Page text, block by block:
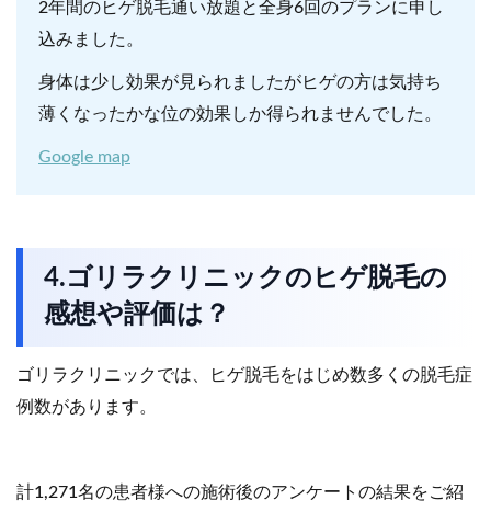
2年間のヒゲ脱毛通い放題と全身6回のプランに申し
込みました。
身体は少し効果が見られましたがヒゲの方は気持ち
薄くなったかな位の効果しか得られませんでした。
Google map
4.ゴリラクリニックのヒゲ脱毛の
感想や評価は？
ゴリラクリニックでは、ヒゲ脱毛をはじめ数多くの脱毛症
例数があります。
計1,271名の患者様への施術後のアンケートの結果をご紹